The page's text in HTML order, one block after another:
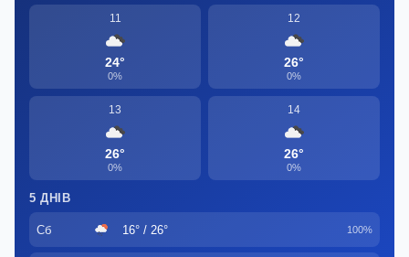
11
24°
0%
12
26°
0%
13
26°
0%
14
26°
0%
5 ДНІВ
Сб 16° / 26° 100%